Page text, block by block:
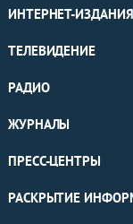
ИНТЕРНЕТ-ИЗДАНИЯ
ТЕЛЕВИДЕНИЕ
РАДИО
ЖУРНАЛЫ
ПРЕСС-ЦЕНТРЫ
РАСКРЫТИЕ